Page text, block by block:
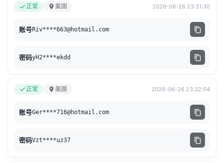
正常 美国 2026-06-26 23:31:30
账号Riv****663@hotmail.com
密码yH2****ekdd
正常 美国 2026-06-26 23:32:04
账号Ger****716@hotmail.com
密码Vzt****uz37